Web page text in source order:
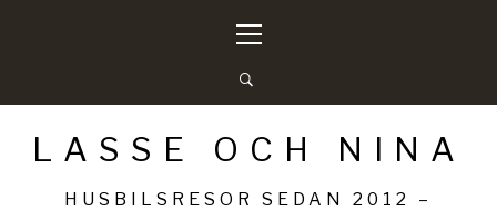
meny
LASSE OCH NINA
HUSBILSRESOR SEDAN 2012 –